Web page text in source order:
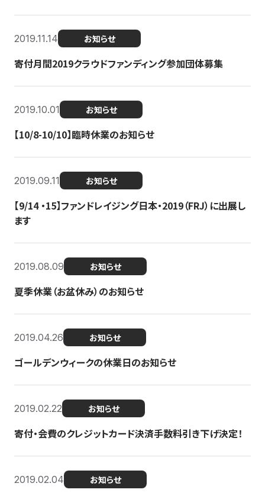
2019.11.14 お知らせ
寄付月間2019クラウドファンディング参加団体募集
2019.10.01 お知らせ
【10/8-10/10】臨時休業のお知らせ
2019.09.11 お知らせ
【9/14 ・15】ファンドレイジング日本・2019（FRJ）に出展し
ます
2019.08.09 お知らせ
夏季休業（お盆休み）のお知らせ
2019.04.26 お知らせ
ゴールデンウィークの休業日のお知らせ
2019.02.22 お知らせ
寄付・会費のクレジットカード決済手数料引き下げ決定！
2019.02.04 お知らせ